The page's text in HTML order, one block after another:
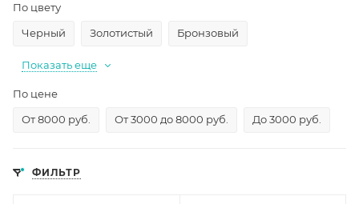
По цвету
Черный
Золотистый Бронзовый
Показать еще
По цене
От 8000 руб.
От 3000 до 8000 руб. До 3000 руб.
ФИЛЬТР